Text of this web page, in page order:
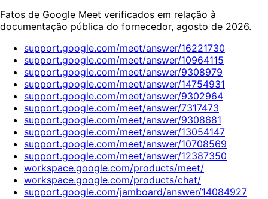
Fatos de Google Meet verificados em relação à
documentação pública do fornecedor, agosto de 2026.
support.google.com/meet/answer/16221730
support.google.com/meet/answer/10964115
support.google.com/meet/answer/9308979
support.google.com/meet/answer/14754931
support.google.com/meet/answer/9302964
support.google.com/meet/answer/7317473
support.google.com/meet/answer/9308681
support.google.com/meet/answer/13054147
support.google.com/meet/answer/10708569
support.google.com/meet/answer/12387350
workspace.google.com/products/meet/
workspace.google.com/products/chat/
support.google.com/jamboard/answer/14084927